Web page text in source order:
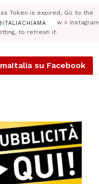
Token is expired, Go to the
Social, Like & View > Instagram
to refresh it.
su Facebook